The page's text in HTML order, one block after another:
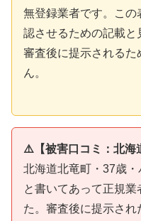
無登録業者です。この
認させるための記載と
審査後に提示される
ん。
⚠️【被害口コミ：北海
北海道北竜町・37歳
と書いてあって正規
た。審査後に提示さ